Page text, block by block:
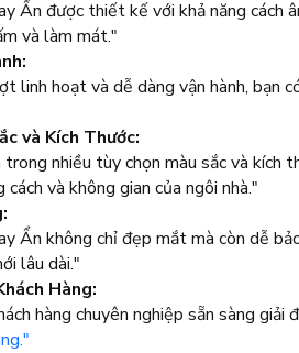
Ẩn được thiết kế với khả năng cách
và làm mát."
linh hoạt và dễ dàng vận hành, bạn
và Kích Thước:
nhiều tùy chọn màu sắc và kích
và không gian của ngôi nhà."
Ẩn không chỉ đẹp mắt mà còn dễ
lâu dài."
Hàng:
hàng chuyên nghiệp sẵn sàng giải